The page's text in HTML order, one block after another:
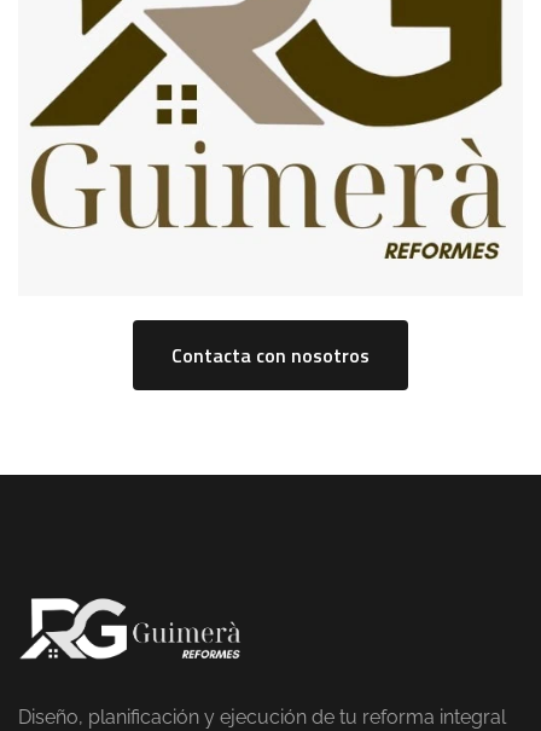
Contacta con nosotros
Diseño, planificación y ejecución de tu reforma integral